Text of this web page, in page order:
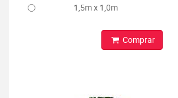
1,5m x 1,0m
Comprar